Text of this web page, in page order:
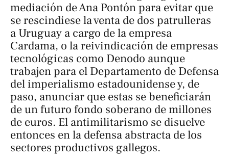
mediación de Ana Pontón para evitar que
se rescindiese la venta de dos patrulleras
a Uruguay a cargo de la empresa
Cardama, o la reivindicación de empresas
tecnológicas como Denodo aunque
trabajen para el Departamento de Defensa
del imperialismo estadounidense y, de
paso, anunciar que estas se beneficiarán
de un futuro fondo soberano de millones
de euros. El antimilitarismo se disuelve
entonces en la defensa abstracta de los
sectores productivos gallegos.